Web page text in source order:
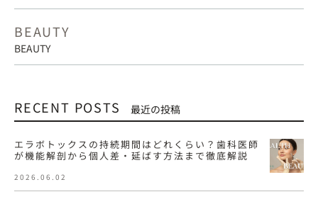
BEAUTY
BEAUTY
RECENT POSTS 最近の投稿
エラボトックスの持続期間はどれくらい？歯科医師
が機能解剖から個人差・延ばす方法まで徹底解説
2026.06.02